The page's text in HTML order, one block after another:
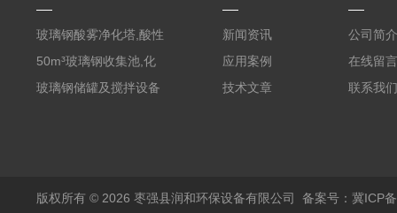
玻璃钢酸雾净化塔,酸性
废气洗涤塔处理工艺
50m³玻璃钢收集池,化
粪罐
玻璃钢储罐及搅拌设备
新闻资讯
应用案例
技术文章
公司简介
在线留言
联系我们
版权所有 © 2026 枣强县润和环保设备有限公司 备案号：冀ICP